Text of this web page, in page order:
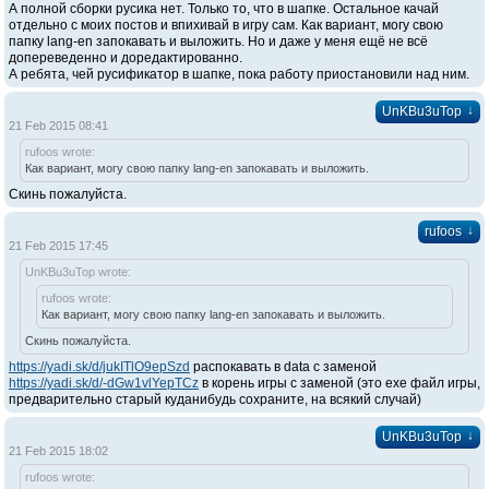
А полной сборки русика нет. Только то, что в шапке. Остальное качай
отдельно с моих постов и впихивай в игру сам. Как вариант, могу свою
папку lang-en запокавать и выложить. Но и даже у меня ещё не всё
допереведенно и доредактированно.
А ребята, чей русификатор в шапке, пока работу приостановили над ним.
UnKBu3uTop ↓
21 Feb 2015 08:41
rufoos wrote:
Как вариант, могу свою папку lang-en запокавать и выложить.
Скинь пожалуйста.
rufoos ↓
21 Feb 2015 17:45
UnKBu3uTop wrote:
rufoos wrote:
Как вариант, могу свою папку lang-en запокавать и выложить.
Скинь пожалуйста.
https://yadi.sk/d/jukITlO9epSzd распокавать в data с заменой
https://yadi.sk/d/-dGw1vlYepTCz в корень игры с заменой (это ехе файл игры,
предварительно старый куданибудь сохраните, на всякий случай)
UnKBu3uTop ↓
21 Feb 2015 18:02
rufoos wrote: